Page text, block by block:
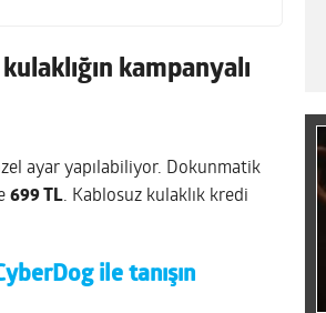
kampanyalı
ayar yapılabiliyor. Dokunmatik
699 TL. Kablosuz kulaklık kredi
ile tanışın